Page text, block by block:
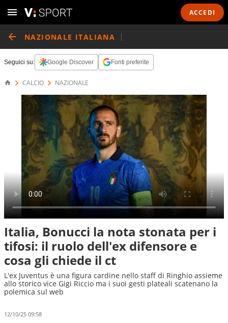
ACCEDI
NAZIONALE ITALIANA
Seguici su: Google Discover Fonti preferite
CALCIO NAZIONALE
Italia, Bonucci la nota stonata per i
tifosi: il ruolo dell'ex difensore e
cosa gli chiede il ct
L'ex Juventus è una figura cardine nello staff di Ringhio assieme
allo storico vice Gigi Riccio ma i suoi gesti plateali scatenano la
polemica sul web
12/10/25 09:58